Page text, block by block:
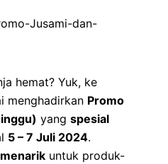
hemat? Yuk, ke
menghadirkan Promo
yang spesial
5 – 7 Juli 2024.
untuk produk-